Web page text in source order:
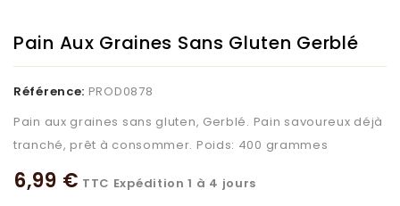
Pain Aux Graines Sans Gluten Gerblé
Référence: PROD0878
Pain aux graines sans gluten, Gerblé. Pain savoureux déjà
tranché, prêt à consommer. Poids: 400 grammes
6,99 € TTC Expédition 1 à 4 jours